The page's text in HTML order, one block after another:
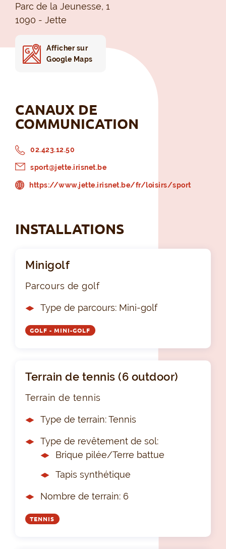
Parc de la Jeunesse, 1
1090 - Jette
Afficher sur
Google Maps
CANAUX DE
COMMUNICATION
02.423.12.50
sport@jette.irisnet.be
https://www.jette.irisnet.be/fr/loisirs/sport
INSTALLATIONS
Minigolf
Parcours de golf
Type de parcours: Mini-golf
GOLF - MINI-GOLF
Terrain de tennis (6 outdoor)
Terrain de tennis
Type de terrain: Tennis
Type de revêtement de sol:
Brique pilée/Terre battue
Tapis synthétique
Nombre de terrain: 6
TENNIS